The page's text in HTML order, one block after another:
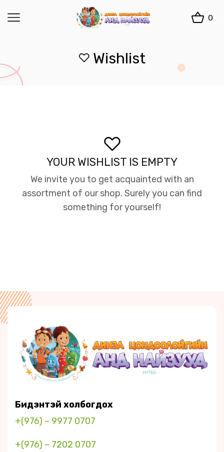
0
Wishlist
YOUR WISHLIST IS EMPTY
We invite you to get acquainted with an
assortment of our shop. Surely you can find
something for yourself!
Бидэнтэй холбогдох
+(976) – 9977 0707
+(976) – 7202 0707